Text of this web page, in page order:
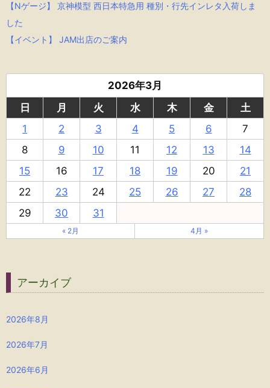
【Nゲージ】 京神模型 西日本特急用 種別・行先インレタ入荷しま
した
【イベント】 JAM出店のご案内
2026年3月
日
月 火 水 木 金
土
1
2 3 4 5 6
7
8
9 10 11 12 13
14
15
16 17 18 19 20
21
22
23 24 25 26 27
28
29
30 31
« 2月 4月 »
アーカイブ
2026年8月
2026年7月
2026年6月